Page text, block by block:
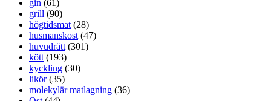
gin (61)
grill (90)
högtidsmat (28)
husmanskost (47)
huvudrätt (301)
kött (193)
kyckling (30)
likör(35)
molekylär matlagning (36)